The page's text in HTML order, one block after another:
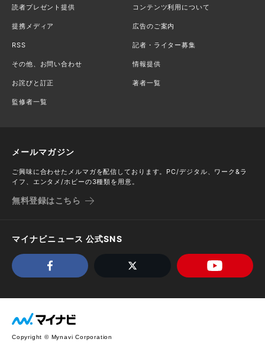
読者プレゼント提供 コンテンツ利用について
提携メディア 広告のご案内
RSS 記者・ライター募集
その他、お問い合わせ 情報提供
お詫びと訂正 著者一覧
監修者一覧
メールマガジン
ご興味に合わせたメルマガを配信しております。PC/デジタル、ワーク&ラ
イフ、エンタメ/ホビーの3種類を用意。
無料登録はこちら
マイナビニュース 公式SNS
Copyright © Mynavi Corporation